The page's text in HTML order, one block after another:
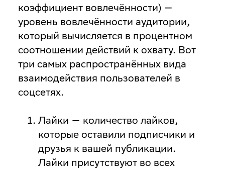
коэффициент вовлечённости) —
уровень вовлечённости аудитории,
который вычисляется в процентном
соотношении действий к охвату. Вот
три самых распространённых вида
взаимодействия пользователей в
соцсетях.
Лайки — количество лайков,
которые оставили подписчики и
друзья к вашей публикации.
Лайки присутствуют во всех